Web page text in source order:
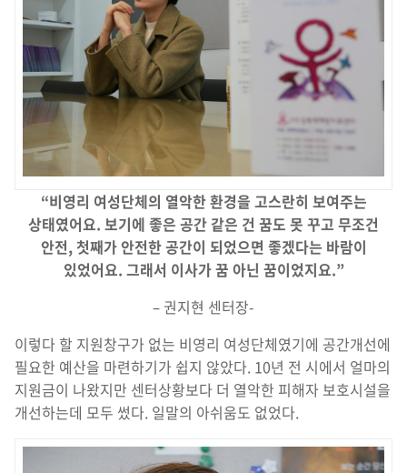
“비영리 여성단체의 열악한 환경을 고스란히 보여주는
상태였어요. 보기에 좋은 공간 같은 건 꿈도 못 꾸고 무조건
안전, 첫째가 안전한 공간이 되었으면 좋겠다는 바람이
있었어요. 그래서 이사가 꿈 아닌 꿈이었지요.”
– 권지현 센터장-
이렇다 할 지원창구가 없는 비영리 여성단체였기에 공간개선에
필요한 예산을 마련하기가 쉽지 않았다. 10년 전 시에서 얼마의
지원금이 나왔지만 센터상황보다 더 열악한 피해자 보호시설을
개선하는데 모두 썼다. 일말의 아쉬움도 없었다.